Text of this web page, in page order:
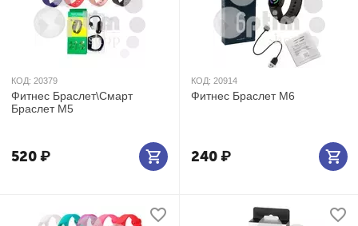
КОД: 20379
Фитнес Браслет\Смарт
Браслет М5
520₽
КОД: 20914
Фитнес Браслет М6
240₽